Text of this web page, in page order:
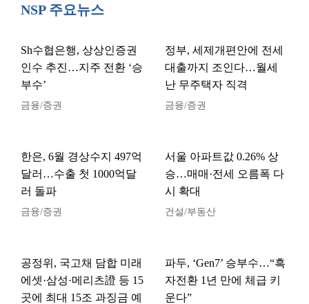
NSP 주요뉴스
Sh수협은행, 상상인증권
인수 추진…지주 전환 ‘승
부수’
금융/증권
정부, 세제개편안에 전세
대출까지 조인다…월세
난 무주택자 직격
금융/증권
한은, 6월 경상수지 497억
달러…수출 첫 1000억달
러 돌파
금융/증권
서울 아파트값 0.26% 상
승…매매·전세 오름폭 다
시 확대
건설/부동산
공정위, 국고채 담합 미래
에셋·삼성·메리츠證 등 15
곳에 최대 15조 과징금 예
파두, ‘Gen7’ 승부수…“흑
자전환 1년 만에 체급 키
운다”